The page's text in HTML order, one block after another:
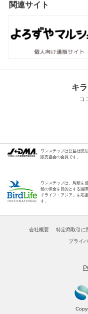
関連サイト
キ
コ
ワンステップは公益社団
販売協会の会員です。
ワンステップは、鳥類を
然の保全を目的とする国
ドライフ・アジア」を応
す。
会社概要 特定商取引に
プライ